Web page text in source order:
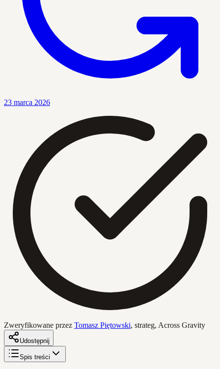
23 marca 2026
Zweryfikowane przez Tomasz Piętowski, strateg, Across Gravity
Udostępnij
Spis treści